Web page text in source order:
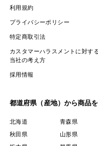
利用規約
プライバシーポリシー
特定商取引法
カスタマーハラスメントに対す
当社の考え方
採用情報
都道府県（産地）から商品
北海道 青森県
秋田県
山形県